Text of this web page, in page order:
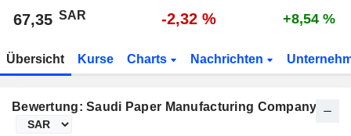
67,35 SAR -2,32 % +8,54 %
Übersicht Kurse Charts Nachrichten
Bewertung: Saudi Paper Manufacturing Company